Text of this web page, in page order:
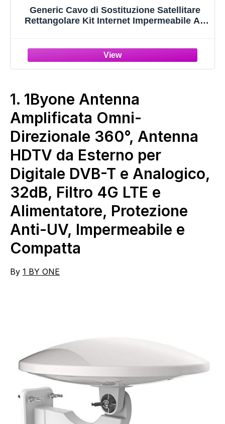
Generic Cavo di Sostituzione Satellitare
Rettangolare Kit Internet Impermeabile Ad
Spina e Riproduzione (33ft (10m))
1. 1Byone Antenna
Amplificata Omni-
Direzionale 360°, Antenna
HDTV da Esterno per
Digitale DVB-T e Analogico,
32dB, Filtro 4G LTE e
Alimentatore, Protezione
Anti-UV, Impermeabile e
Compatta
By 1 BY ONE